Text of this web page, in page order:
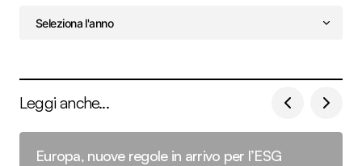
Leggi anche...
Europa, nuove regole in arrivo per l’ESG